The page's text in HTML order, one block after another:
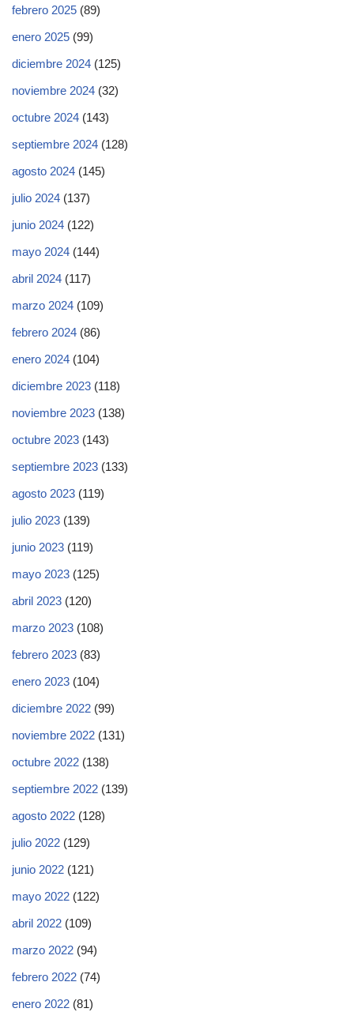
febrero 2025 (89)
enero 2025 (99)
diciembre 2024 (125)
noviembre 2024 (32)
octubre 2024 (143)
septiembre 2024 (128)
agosto 2024 (145)
julio 2024 (137)
junio 2024 (122)
mayo 2024 (144)
abril 2024 (117)
marzo 2024 (109)
febrero 2024 (86)
enero 2024 (104)
diciembre 2023 (118)
noviembre 2023 (138)
octubre 2023 (143)
septiembre 2023 (133)
agosto 2023 (119)
julio 2023 (139)
junio 2023 (119)
mayo 2023 (125)
abril 2023 (120)
marzo 2023 (108)
febrero 2023 (83)
enero 2023 (104)
diciembre 2022 (99)
noviembre 2022 (131)
octubre 2022 (138)
septiembre 2022 (139)
agosto 2022 (128)
julio 2022 (129)
junio 2022 (121)
mayo 2022 (122)
abril 2022 (109)
marzo 2022 (94)
febrero 2022 (74)
enero 2022 (81)